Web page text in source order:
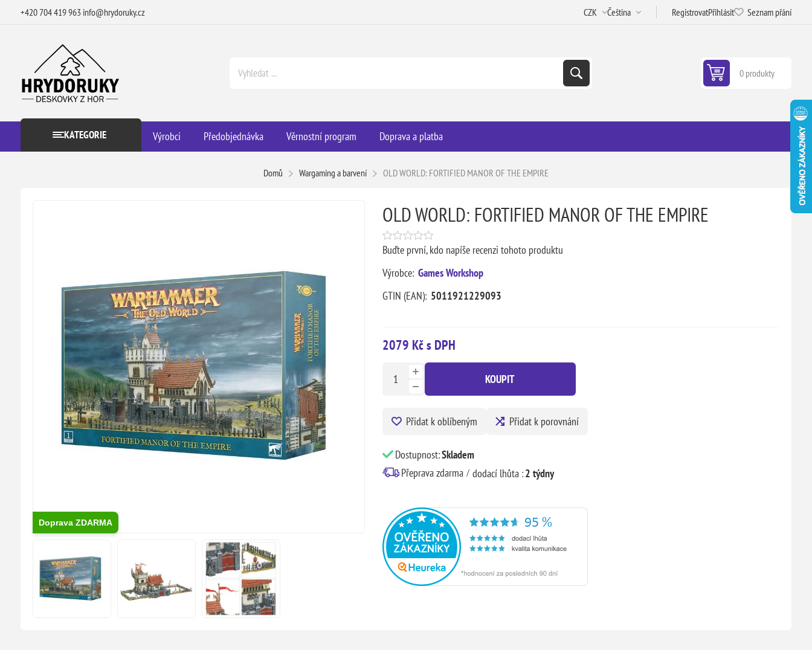
+420 704 419 963 info@hrydoruky.cz RegistrovatPřihlásit Seznam přání
0 produkty
KATEGORIE Výrobci Předobjednávka Věrnostní program Doprava a platba
Domů Wargaming a barvení OLD WORLD: FORTIFIED MANOR OF THE EMPIRE
Doprava ZDARMA
OLD WORLD: FORTIFIED MANOR OF THE EMPIRE
Buďte první, kdo napíše recenzi tohoto produktu
Výrobce: Games Workshop
GTIN (EAN): 5011921229093
2079 Kč s DPH
KOUPIT
Přidat k oblíbeným Přidat k porovnání
Dostupnost:Skladem
Přeprava zdarma
dodací lhůta :2 týdny